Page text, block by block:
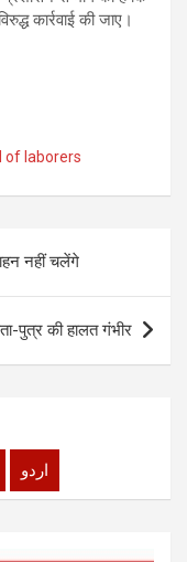
कार्रवाई की जाए।
of laborers
नहीं चलेंगे
पुत्र की हालत गंभीर
اردو